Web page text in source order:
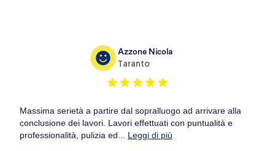
Azzone Nicola
Taranto
Massima serietà a partire dal sopralluogo ad arrivare alla
conclusione dei lavori. Lavori effettuati con puntualità e
professionalità, pulizia ed... Leggi di più